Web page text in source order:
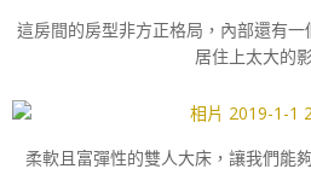
這房間的房型非方正格局，內部還有
居住上太大的
柔軟且富彈性的雙人大床，讓我們能